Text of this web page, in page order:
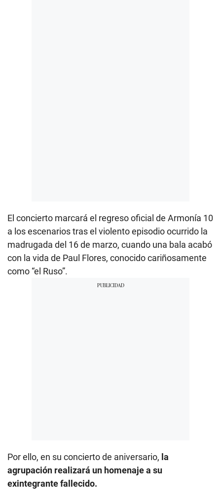
El concierto marcará el regreso oficial de Armonía 10
a los escenarios tras el violento episodio ocurrido la
madrugada del 16 de marzo, cuando una bala acabó
con la vida de Paul Flores, conocido cariñosamente
como “el Ruso”.
Por ello, en su concierto de aniversario, la
agrupación realizará un homenaje a su
exintegrante fallecido.